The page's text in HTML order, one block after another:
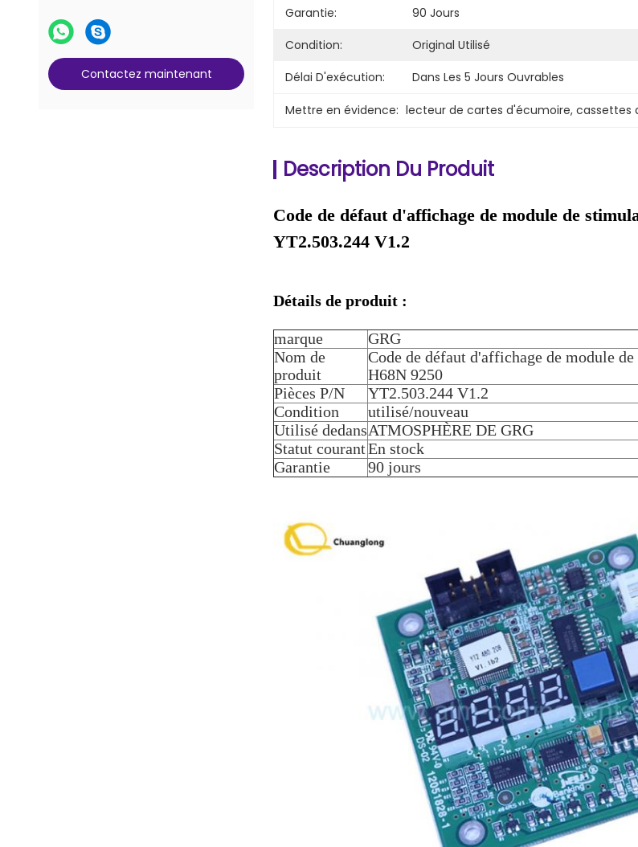
Pièces de compteur G+D BPS C5
Contactez maintenant
Garantie:
90 Jours
Condition:
Original Utilisé
Délai D'exécution:
Dans Les 5 Jours Ouvrables
Mettre en évidence: lecteur de cartes d'écumoire, cassettes
Description Du Produit
Code de défaut d'affichage de module de
YT2.503.244 V1.2
Détails de produit :
marque
GRG
Nom de
produit
Code de défaut d'affichage de module
H68N 9250
Pièces P/N
YT2.503.244 V1.2
Condition
utilisé/nouveau
Utilisé dedansATMOSPHÈRE DE GRG
Statut courantEn stock
Garantie
90 jours